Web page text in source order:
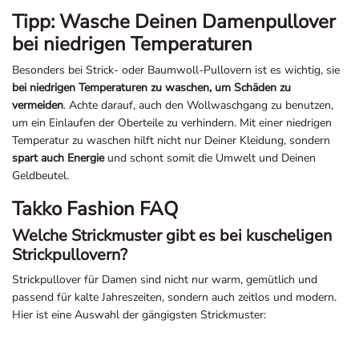
bei niedrigen Temperaturen
Besonders bei Strick- oder Baumwoll-Pullovern ist es wichtig, sie
bei niedrigen Temperaturen zu waschen, um Schäden zu
vermeiden. Achte darauf, auch den Wollwaschgang zu benutzen,
um ein Einlaufen der Oberteile zu verhindern. Mit einer niedrigen
Temperatur zu waschen hilft nicht nur Deiner Kleidung, sondern
spart auch Energieund schont somit die Umwelt und Deinen
Geldbeutel.
Takko Fashion FAQ
Welche Strickmuster gibt es bei kuscheligen
Strickpullovern?
Strickpullover für Damen sind nicht nur warm, gemütlich und
passend für kalte Jahreszeiten, sondern auch zeitlos und modern.
Hier ist eine Auswahl der gängigsten Strickmuster: